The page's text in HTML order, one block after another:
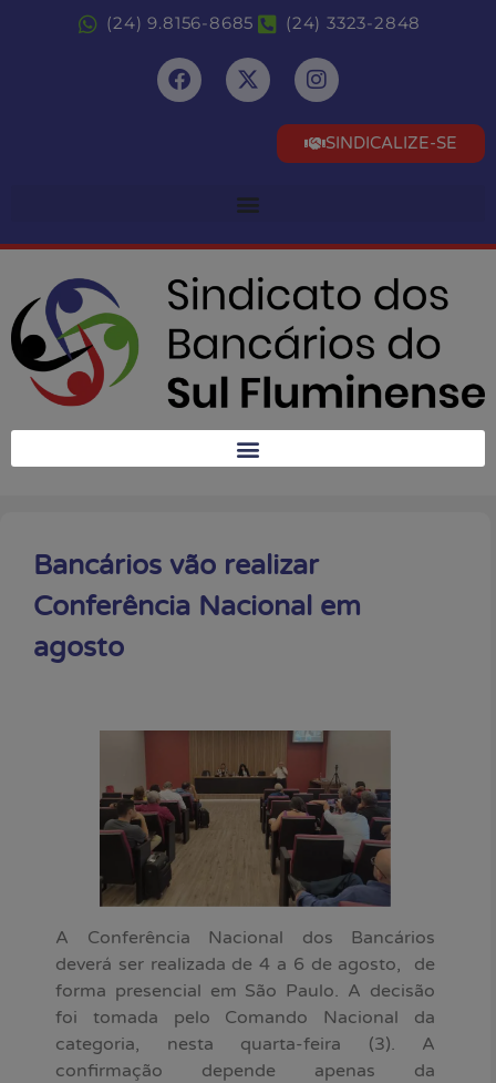
(24) 9.8156-8685 (24) 3323-2848
SINDICALIZE-SE
Bancários vão realizar
Conferência Nacional em
agosto
A Conferência Nacional dos Bancários
deverá ser realizada de 4 a 6 de agosto, de
forma presencial em São Paulo. A decisão
foi tomada pelo Comando Nacional da
categoria, nesta quarta-feira (3). A
confirmação depende apenas da